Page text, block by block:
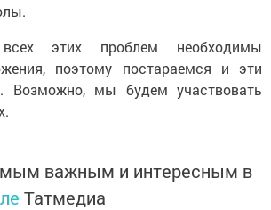
этих проблем необходимы
поэтому постараемся и эти
Возможно, мы будем участвовать
важным и интересным в
Татмедиа